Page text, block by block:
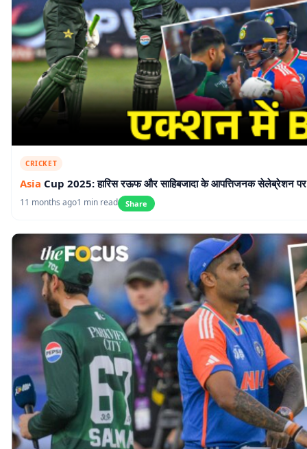
CRICKET
Asia Cup 2025: हारिस रऊफ और साहिबजादा के आपत्तिजनक सेलेब्रेशन
11 months ago1 min read Share